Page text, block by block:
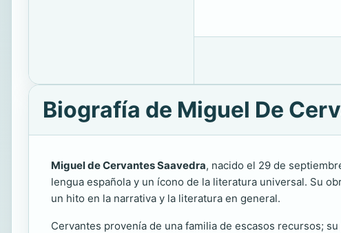
Biografía de Miguel De
Miguel de Cervantes Saavedra, nacido el 29 de
lengua española y un ícono de la literatura universal. Su
un hito en la narrativa y la literatura en general.
Cervantes provenía de una familia de escasos recursos;